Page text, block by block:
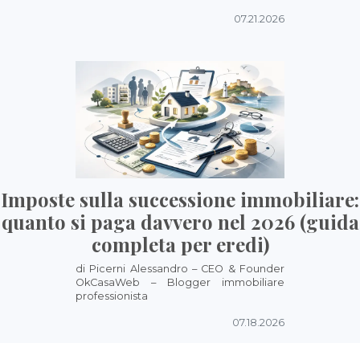
07.21.2026
Imposte sulla successione immobiliare:
quanto si paga davvero nel 2026 (guida
completa per eredi)
di Picerni Alessandro – CEO & Founder
OkCasaWeb – Blogger immobiliare
professionista
07.18.2026